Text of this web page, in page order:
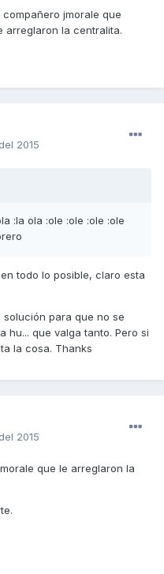
jmorale que
arreglaron la centralita.
2015
:la ola :ole :ole :ole :ole
todo lo posible, claro esta
para que no se
hu... que valga tanto. Pero si
la cosa. Thanks
2015
que le arreglaron la